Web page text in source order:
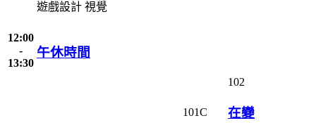
遊戲設計 視覺
12:00
-
13:30
午休時間
101C
102
在變